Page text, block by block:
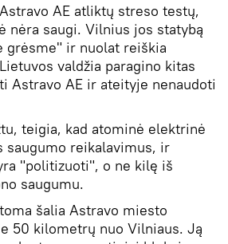
AE atliktų streso testų,
nėra saugi. Vilnius jos statybą
grėsme" ir nuolat reiškia
valdžia paragino kitas
Astravo AE ir ateityje nenaudoti
teigia, kad atominė elektrinė
saugumo reikalavimus, ir
"politizuoti", o ne kilę iš
saugumu.
šalia Astravo miesto
50 kilometrų nuo Vilniaus. Ją